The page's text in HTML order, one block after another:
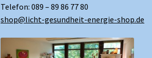
Telefon: 089 – 89 86 77 80
shop@licht-gesundheit-energie-shop.de